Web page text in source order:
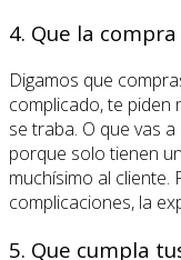
4. Que la
Digamos que
complicado, te piden
se traba. O que vas
porque solo tienen
muchísimo al cliente.
complicaciones, la
5. Que cumpla